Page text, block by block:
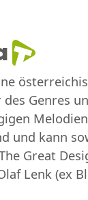
Genres
und kann
Great
Lenk (ex